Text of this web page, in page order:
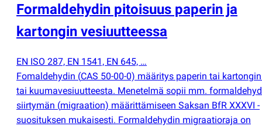
Formaldehydin pitoisuus paperin ja
kartongin vesiuutteessa
EN ISO 287, EN 1541, EN 645, …
Fomaldehydin (CAS 50-00-0) määritys paperin tai
tai kuumavesiuutteesta. Menetelmä sopii mm.
siirtymän (migraation) määrittämiseen Saksan BfR XXXVI -
suosituksen mukaisesti. Formaldehydin migraatioraja on